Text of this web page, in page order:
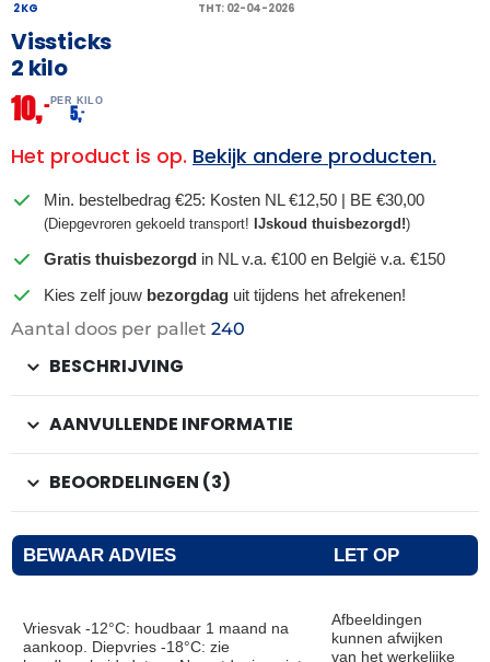
2 KG THT: 02-04-2026
Vissticks
2 kilo
10,– PER KILO
5,–
Het product is op. Bekijk andere producten.
Min. bestelbedrag €25: Kosten NL €12,50 | BE €30,00
(Diepgevroren gekoeld transport! IJskoud thuisbezorgd!)
Gratis thuisbezorgd in NL v.a. €100 en België v.a. €150
Kies zelf jouw bezorgdag uit tijdens het afrekenen!
Aantal doos per pallet 240
BESCHRIJVING
AANVULLENDE INFORMATIE
BEOORDELINGEN (3)
BEWAAR ADVIES LET OP
Vriesvak -12°C: houdbaar 1 maand na
aankoop. Diepvries -18°C: zie
Afbeeldingen
kunnen afwijken
van het werkelijke